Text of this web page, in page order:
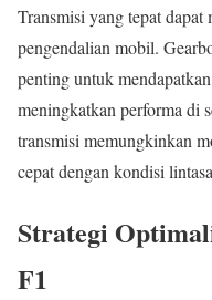
Transmisi yang tepat dapat
pengendalian mobil.
penting untuk
meningkatkan performa di
transmisi memungkinkan
cepat dengan kondisi
Strategi
F1